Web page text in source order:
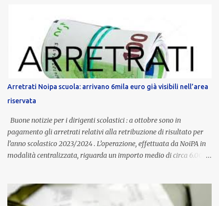
dedicato alle donne vittime di violenza di genere, in linea con la
normativa nazionale e con l’obiettivo di offrire maggiore tutela e
supporto in situazioni delicate. L’indennità provinciale per i docenti
è un unicum in Italia: si tratta di una misura esclusiva della
Provincia autonoma di Bolzano, che integra in maniera stabile lo
stipendio nazionale grazie alle prerogative garantite
dall’autonomia locale. Non è un bonus temporaneo né un
compenso accessorio, ma una voce strutturale di retribuzione,
aggiornata periodicamente in base al cost...
Arretrati Noipa scuola: arrivano 6mila euro già visibili nell’area
riservata
Buone notizie per i dirigenti scolastici : a ottobre sono in
pagamento gli arretrati relativi alla retribuzione di risultato per
l’anno scolastico 2023/2024 . L’operazione, effettuata da NoiPA in
modalità centralizzata, riguarda un importo medio di circa 6.000
ordinaria di ottobre . Cos’è la retribuzione di risultato La
retribuzione di risultato rappresenta la parte variabile dello